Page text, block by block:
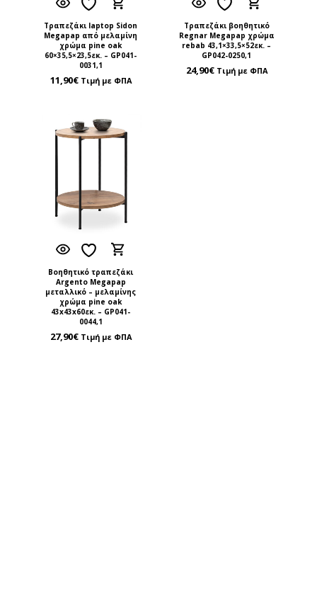
Τραπεζάκι laptop Sidon
Megapap από μελαμίνη
χρώμα pine oak
60×35,5×23,5εκ. – GP041-
0031,1
11,90€ Τιμή με ΦΠΑ
Τραπεζάκι βοηθητικό
Regnar Megapap χρώμα
rebab 43,1×33,5×52εκ. –
GP042-0250,1
24,90€ Τιμή με ΦΠΑ
Βοηθητικό τραπεζάκι
Argento Megapap
μεταλλικό – μελαμίνης
χρώμα pine oak
43x43x60εκ. – GP041-
0044,1
27,90€ Τιμή με ΦΠΑ